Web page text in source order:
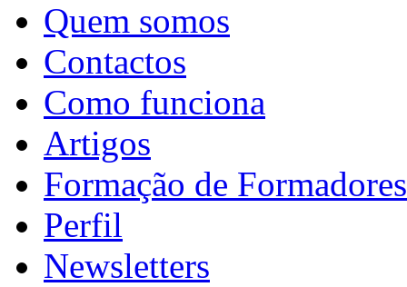
Quem somos
Contactos
Como funciona
Artigos
Formação de Formadores
Perfil
Newsletters